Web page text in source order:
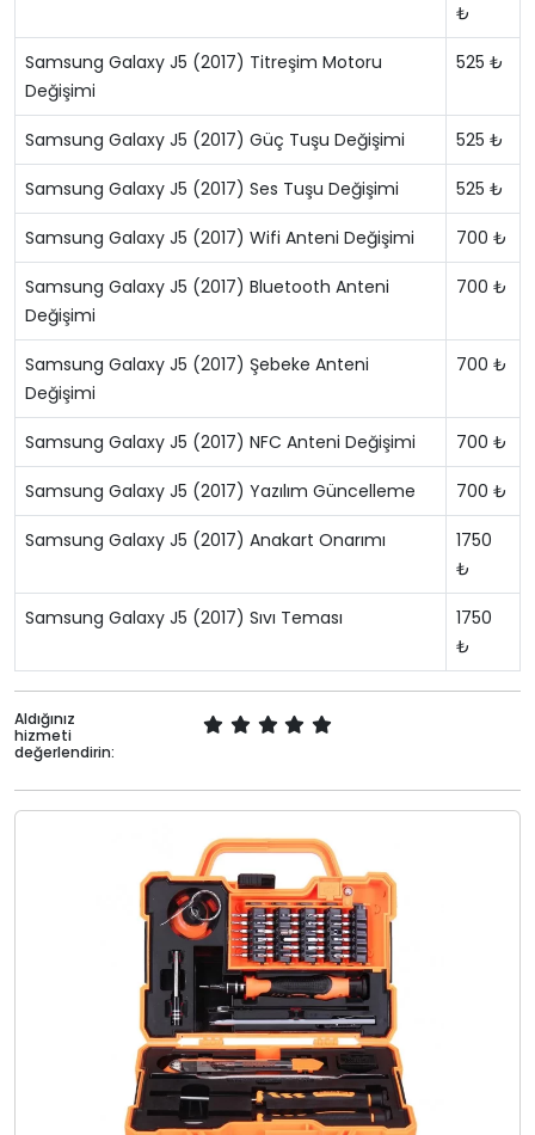
₺
Samsung Galaxy J5 (2017) Titreşim Motoru
Değişimi
525 ₺
Samsung Galaxy J5 (2017) Güç Tuşu Değişimi 525 ₺
Samsung Galaxy J5 (2017) Ses Tuşu Değişimi 525 ₺
Samsung Galaxy J5 (2017) Wifi Anteni Değişimi 700 ₺
Samsung Galaxy J5 (2017) Bluetooth Anteni
Değişimi
700 ₺
Samsung Galaxy J5 (2017) Şebeke Anteni
Değişimi
700 ₺
Samsung Galaxy J5 (2017) NFC Anteni Değişimi 700 ₺
Samsung Galaxy J5 (2017) Yazılım Güncelleme 700 ₺
Samsung Galaxy J5 (2017) Anakart Onarımı
1750
₺
Samsung Galaxy J5 (2017) Sıvı Teması
1750
₺
Aldığınız
hizmeti
değerlendirin: